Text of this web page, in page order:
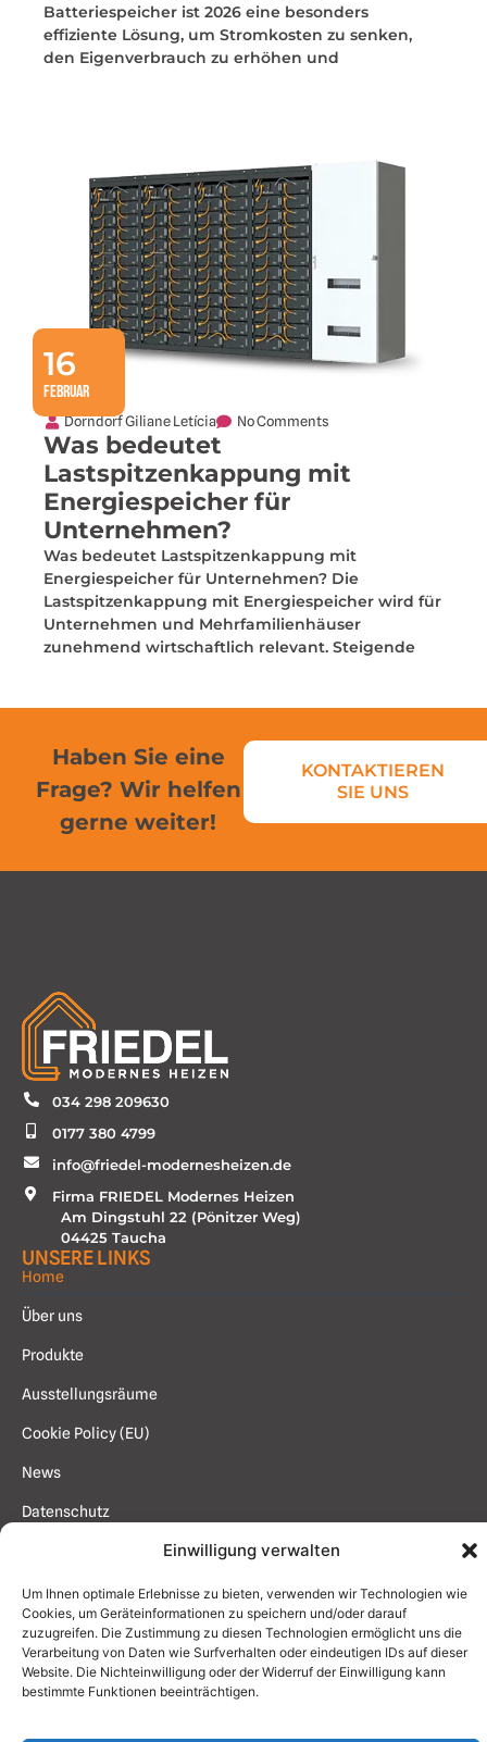
Einwilligung verwalten
Um Ihnen optimale Erlebnisse zu bieten, verwenden wir Technologien wie
Cookies, um Geräteinformationen zu speichern und/oder darauf
zuzugreifen. Die Zustimmung zu diesen Technologien ermöglicht uns die
Verarbeitung von Daten wie Surfverhalten oder eindeutigen IDs auf dieser
Website. Die Nichteinwilligung oder der Widerruf der Einwilligung kann
bestimmte Funktionen beeinträchtigen.
Batteriespeicher ist 2026 eine besonders
effiziente Lösung, um Stromkosten zu senken,
den Eigenverbrauch zu erhöhen und
16
Februar
Dorndorf Giliane Letícia No Comments
Was bedeutet
Lastspitzenkappung mit
Energiespeicher für
Unternehmen?
Was bedeutet Lastspitzenkappung mit
Energiespeicher für Unternehmen? Die
Lastspitzenkappung mit Energiespeicher wird für
Unternehmen und Mehrfamilienhäuser
zunehmend wirtschaftlich relevant. Steigende
Haben Sie eine
Frage? Wir helfen
gerne weiter!
KONTAKTIEREN
SIE UNS
034 298 209630
0177 380 4799
info@friedel-modernesheizen.de
Firma FRIEDEL Modernes Heizen
Am Dingstuhl 22 (Pönitzer Weg)
04425 Taucha
UNSERE LINKS
Home
Über uns
Produkte
Ausstellungsräume
Cookie Policy (EU)
News
Datenschutz
Kontakt
YOUNGSTUDIO